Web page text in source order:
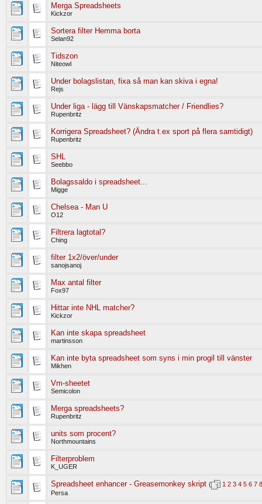
Merga Spreadsheets
Kickzor
Sortera filter Hemma borta
Selan92
Tidszon
Niteowl
Under bolagslistan, fixa så man kan skiva i egna!
Rejs
Under liga - lägg till Vänskapsmatcher / Friendlies?
Rupenbritz
Korrigera Spreadsheet? (Ändra t.ex sport på flera samtidigt)
Rupenbritz
SHL
Seebbo
Bolagssaldo i spreadsheet...
Migge
Chelsea - Man U
O12
Filtrera lagtotal?
Ching
filter 1x2/över/under
sanojsanoj
Max antal filter
Fox97
Hittar inte NHL matcher?
Kickzor
Kan inte skapa spreadsheet
martinsson
Kan inte byta spreadsheet som syns i min progil till vänster
Mikhen
Vm-sheetet
Semicolon
Merga spreadsheets?
Rupenbritz
units som procent?
Northmountains
Filterproblem
K_UGER
Spreadsheet enhancer - Greasemonkey skript ( 1 2 3 4 5 6 7 8
Persa